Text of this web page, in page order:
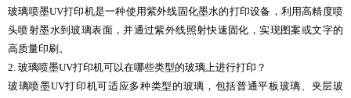
玻璃喷墨UV打印机是一种使用紫外线固化墨水的打印设备，利用高精度喷
头喷射墨水到玻璃表面，并通过紫外线照射快速固化，实现图案或文字的
高质量印刷。
2. 玻璃喷墨UV打印机可以在哪些类型的玻璃上进行打印？
玻璃喷墨UV打印机可适应多种类型的玻璃，包括普通平板玻璃、夹层玻